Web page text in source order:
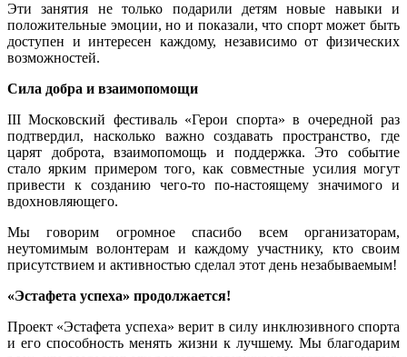
Эти занятия не только подарили детям новые навыки и
положительные эмоции, но и показали, что спорт может быть
доступен и интересен каждому, независимо от физических
возможностей.
Сила добра и взаимопомощи
III Московский фестиваль «Герои спорта» в очередной раз
подтвердил, насколько важно создавать пространство, где
царят доброта, взаимопомощь и поддержка. Это событие
стало ярким примером того, как совместные усилия могут
привести к созданию чего-то по-настоящему значимого и
вдохновляющего.
Мы говорим огромное спасибо всем организаторам,
неутомимым волонтерам и каждому участнику, кто своим
присутствием и активностью сделал этот день незабываемым!
«Эстафета успеха» продолжается!
Проект «Эстафета успеха» верит в силу инклюзивного спорта
и его способность менять жизни к лучшему. Мы благодарим